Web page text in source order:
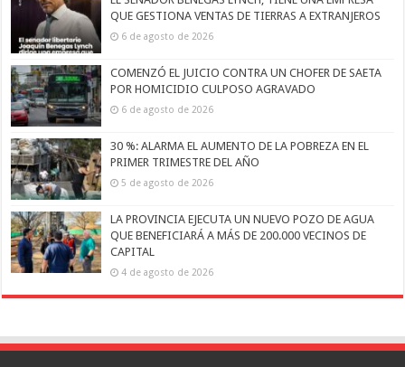
QUE GESTIONA VENTAS DE TIERRAS A EXTRANJEROS
6 de agosto de 2026
COMENZÓ EL JUICIO CONTRA UN CHOFER DE SAETA
POR HOMICIDIO CULPOSO AGRAVADO
6 de agosto de 2026
30 %: ALARMA EL AUMENTO DE LA POBREZA EN EL
PRIMER TRIMESTRE DEL AÑO
5 de agosto de 2026
LA PROVINCIA EJECUTA UN NUEVO POZO DE AGUA
QUE BENEFICIARÁ A MÁS DE 200.000 VECINOS DE
CAPITAL
4 de agosto de 2026